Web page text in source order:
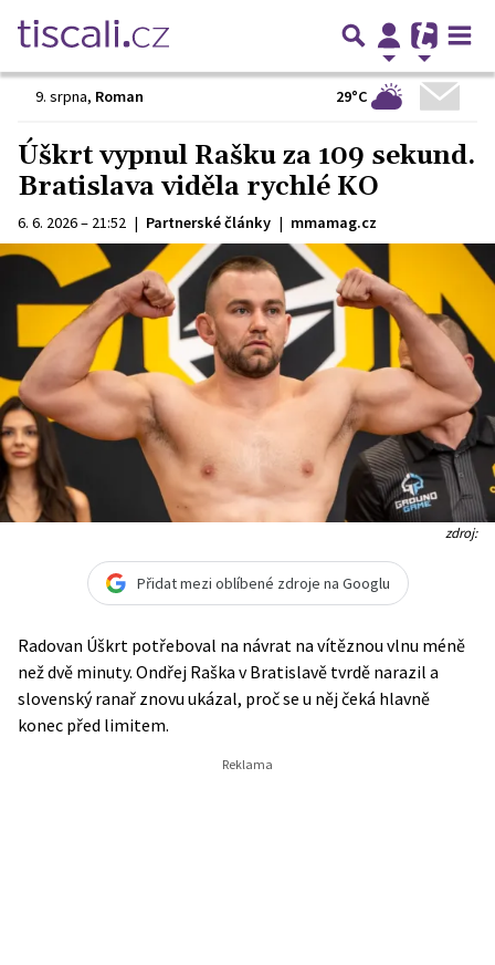
9. srpna, Roman 29°C
Úškrt vypnul Rašku za 109 sekund.
Bratislava viděla rychlé KO
6. 6. 2026 – 21:52 | Partnerské články | mmamag.cz
zdroj:
Přidat mezi oblíbené zdroje na Googlu
Radovan Úškrt potřeboval na návrat na vítěznou vlnu méně
než dvě minuty. Ondřej Raška v Bratislavě tvrdě narazil a
slovenský ranař znovu ukázal, proč se u něj čeká hlavně
konec před limitem.